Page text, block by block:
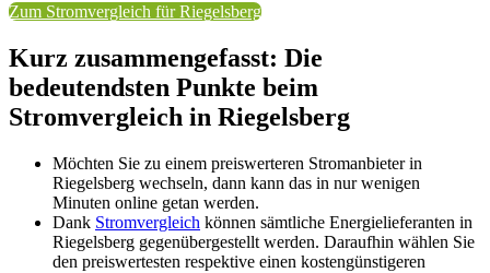
Zum Stromvergleich für Riegelsberg
Kurz zusammengefasst: Die
bedeutendsten Punkte beim
Stromvergleich in Riegelsberg
Möchten Sie zu einem preiswerteren Stromanbieter in
Riegelsberg wechseln, dann kann das in nur wenigen
Minuten online getan werden.
Dank Stromvergleich können sämtliche Energielieferanten in
Riegelsberg gegenübergestellt werden. Daraufhin wählen Sie
den preiswertesten respektive einen kostengünstigeren